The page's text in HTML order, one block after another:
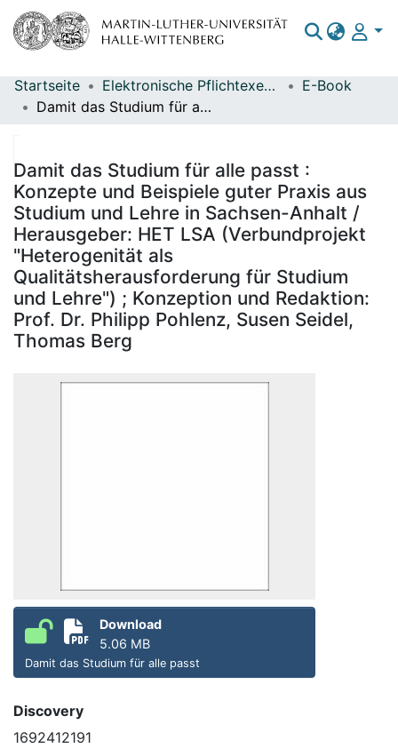
Bereiche & Sammlungen
Statistiken
Startseite Elektronische Pflichtexemplare
E-Book
Damit das Studium für alle passt : Konzepte und Beispiele guter Praxis aus Studium und Lehre in Sachsen-Anhalt / Herausgeber: HET LSA (Verbundprojekt "Heterogenität als Qualitätsherausforderung für Studium und Lehre") ; Konzeption und Redaktion: Prof. Dr. Philipp Pohlenz, Susen Seidel, Thomas Berg
Damit das Studium für alle passt :
Konzepte und Beispiele guter Praxis aus
Studium und Lehre in Sachsen-Anhalt /
Herausgeber: HET LSA (Verbundprojekt
"Heterogenität als
Qualitätsherausforderung für Studium
und Lehre") ; Konzeption und Redaktion:
Prof. Dr. Philipp Pohlenz, Susen Seidel,
Thomas Berg
Download
5.06 MB
Damit das Studium für alle passt
Discovery
1692412191